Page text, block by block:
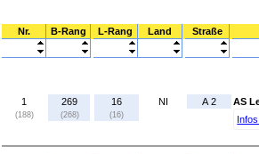
Nr. B-Rang L-Rang Land Straße
1
(188)
269
(268)
16
(16)
NI A 2
AS